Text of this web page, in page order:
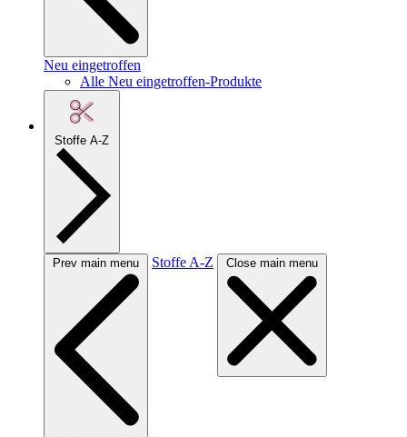
Neu eingetroffen
Alle Neu eingetroffen-Produkte
Stoffe A-Z
Prev main menu Stoffe A-Z Close main menu